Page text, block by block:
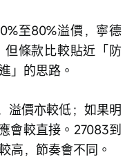
至80%溢價，寧德
條款比較貼近「防
」的思路。
溢價亦較低；如果明
會較直接。27083到
高，節奏會不同。